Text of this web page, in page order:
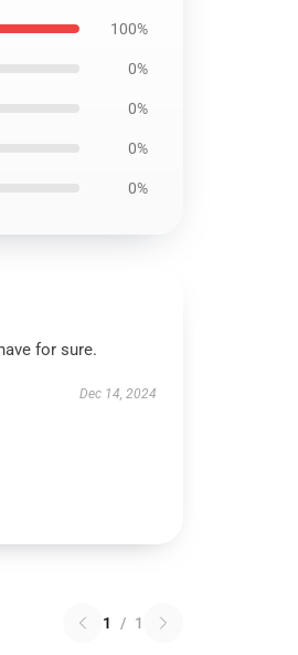
100%
0%
0%
0%
0%
for sure.
Dec 14, 2024
1 / 1